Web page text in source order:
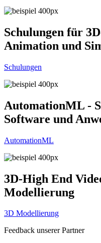
Schulungen für
Animation und
Schulungen
AutomationML -
Software und
AutomationML
3D-High End
Modellierung
3D Modellierung
Feedback unserer Partner